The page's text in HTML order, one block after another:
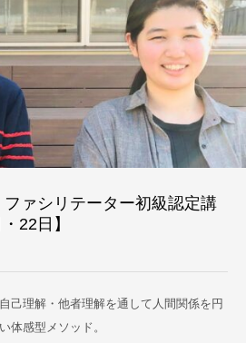
ファシリテーター初級認定講
22日】
己理解・他者理解を通して人間関係を円
体感型メソッド。